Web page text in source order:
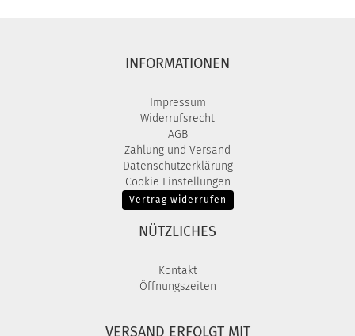
INFORMATIONEN
Impressum
Widerrufsrecht
AGB
Zahlung und Versand
Datenschutzerklärung
Cookie Einstellungen
Vertrag widerrufen
NÜTZLICHES
Kontakt
Öffnungszeiten
VERSAND ERFOLGT MIT